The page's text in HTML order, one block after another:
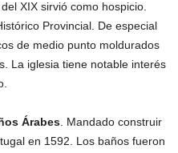
XIX sirvió como hospicio.
Provincial. De especial
de medio punto moldurados
La iglesia tiene notable interés
Árabes . Mandado construir
en 1592. Los baños fueron